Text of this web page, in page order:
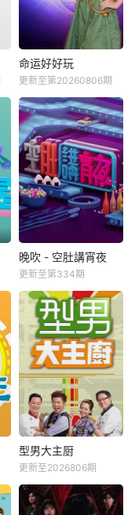
命运好好玩
更新至第20260806期
晚吹 - 空肚講宵夜
更新至第334期
型男大主厨
更新至2026806期